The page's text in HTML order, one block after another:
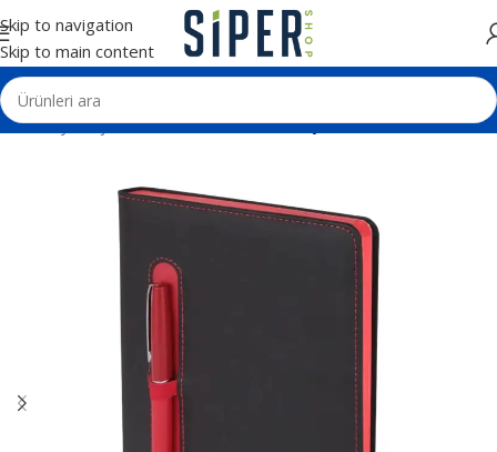
Skip to navigation
Skip to main content
Ana Sayfa Ajanda ve Defterler Tarihli Ajandalar